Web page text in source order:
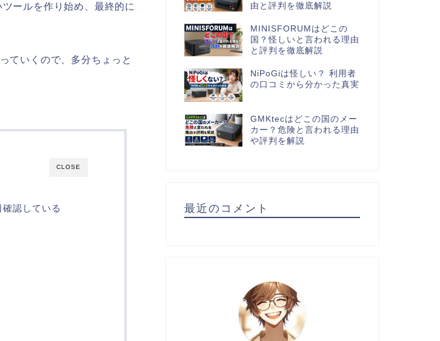
ールを作り始め、最終的に
ていくので、多分ちょっと
CLOSE
認している
由と評判を徹底解説
MINISFORUMはどこの
国？怪しいと言われる理由
と評判を徹底解説
NiPoGiは怪しい？ 利用者
の口コミから分かった真実
GMKtecはどこの国のメー
カー？危険と言われる理由
や評判を解説
最近のコメント